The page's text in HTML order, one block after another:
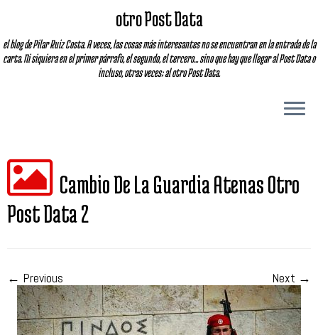
otro Post Data
el blog de Pilar Ruiz Costa. A veces, las cosas más interesantes no se encuentran en la entrada de la
carta. Ni siquiera en el primer párrafo, el segundo, el tercero... sino que hay que llegar al Post Data o
incluso, otras veces; al otro Post Data.
Cambio De La Guardia Atenas Otro
Post Data 2
← Previous Next →